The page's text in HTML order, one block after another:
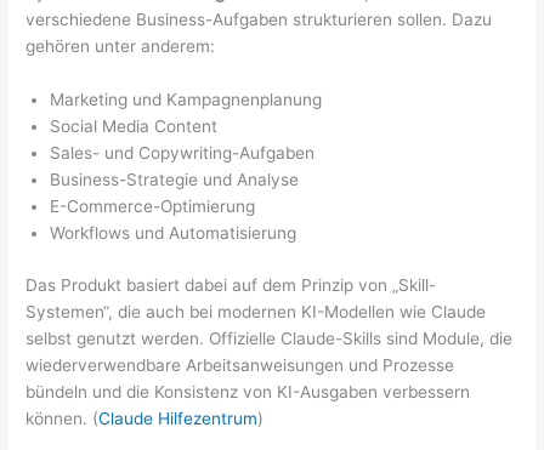
verschiedene Business-Aufgaben strukturieren sollen. Dazu
gehören unter anderem:
Marketing und Kampagnenplanung
Social Media Content
Sales- und Copywriting-Aufgaben
Business-Strategie und Analyse
E-Commerce-Optimierung
Workflows und Automatisierung
Das Produkt basiert dabei auf dem Prinzip von „Skill-
Systemen“, die auch bei modernen KI-Modellen wie Claude
selbst genutzt werden. Offizielle Claude-Skills sind Module, die
wiederverwendbare Arbeitsanweisungen und Prozesse
bündeln und die Konsistenz von KI-Ausgaben verbessern
können. (Claude Hilfezentrum)